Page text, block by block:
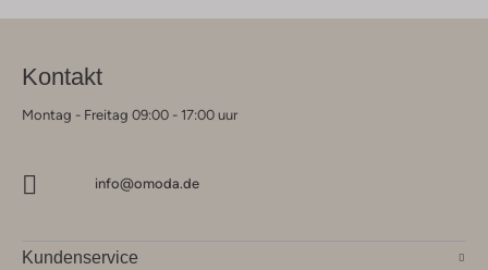
Kontakt
Montag - Freitag 09:00 - 17:00 uur
info@omoda.de
Kundenservice